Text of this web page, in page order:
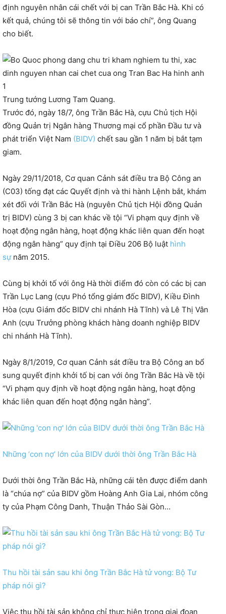
định nguyên nhân cái chết với bị can Trần Bắc Hà. Khi có
kết quả, chúng tôi sẽ thông tin với báo chí”, ông Quang
cho biết.
Trung tướng Lương Tam Quang.
Trước đó, ngày 18/7, ông Trần Bắc Hà, cựu Chủ tịch Hội
đồng Quản trị Ngân hàng Thương mại cổ phần Đầu tư và
phát triển Việt Nam (BIDV) chết sau gần 1 năm bị bắt tạm
giam.
Ngày 29/11/2018, Cơ quan Cảnh sát điều tra Bộ Công an
(C03) tống đạt các Quyết định và thi hành Lệnh bắt, khám
xét đối với Trần Bắc Hà (nguyên Chủ tịch Hội đồng Quản
trị BIDV) cùng 3 bị can khác về tội “Vi phạm quy định về
hoạt động ngân hàng, hoạt động khác liên quan đến hoạt
động ngân hàng” quy định tại Điều 206 Bộ luật hình
sựnăm 2015.
Cùng bị khởi tố với ông Hà thời điểm đó còn có các bị can
Trần Lục Lang (cựu Phó tổng giám đốc BIDV), Kiều Đình
Hòa (cựu Giám đốc BIDV chi nhánh Hà Tĩnh) và Lê Thị Vân
Anh (cựu Trưởng phòng khách hàng doanh nghiệp BIDV
chi nhánh Hà Tĩnh).
Ngày 8/1/2019, Cơ quan Cảnh sát điều tra Bộ Công an bổ
sung quyết định khởi tố bị can với ông Trần Bắc Hà về tội
“Vi phạm quy định về hoạt động ngân hàng, hoạt động
khác liên quan đến hoạt động ngân hàng”.
Những ‘con nợ’ lớn của BIDV dưới thời ông Trần Bắc Hà
Dưới thời ông Trần Bắc Hà, những cái tên được điểm danh
là “chúa nợ” của BIDV gồm Hoàng Anh Gia Lai, nhóm công
ty của Phạm Công Danh, Thuận Thảo Sài Gòn…
Thu hồi tài sản sau khi ông Trần Bắc Hà tử vong: Bộ Tư
pháp nói gì?
Việc thu hồi tài sản không chỉ thực hiện trong giai đoạn